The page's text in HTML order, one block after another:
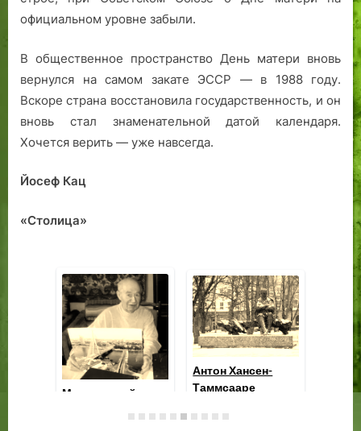
официальном уровне забыли.
В общественное пространство День матери вновь
вернулся на самом закате ЭССР — в 1988 году.
Вскоре страна восстановила государственность, и он
вновь стал знаменательной датой календаря.
Хочется верить — уже навсегда.
Йосеф Кац
«Столица»
Шахиншах в
ресторане «Кянну